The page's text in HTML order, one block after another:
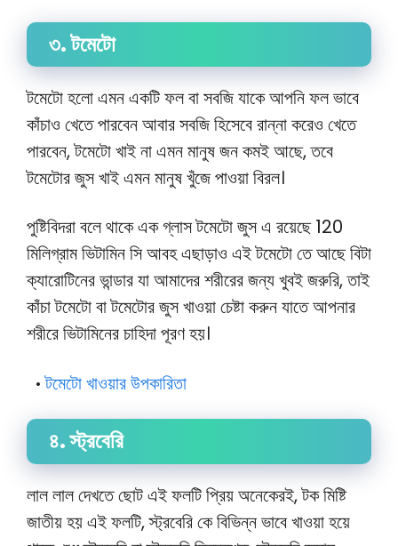
৩. টমেটো
টমেটো হলো এমন একটি ফল বা সবজি যাকে আপনি ফল ভাবে
কাঁচাও খেতে পারবেন আবার সবজি হিসেবে রান্না করেও খেতে
পারবেন, টমেটো খাই না এমন মানুষ জন কমই আছে, তবে
টমেটোর জুস খাই এমন মানুষ খুঁজে পাওয়া বিরল।
পুষ্টিবিদরা বলে থাকে এক গ্লাস টমেটো জুস এ রয়েছে 120
মিলিগ্রাম ভিটামিন সি আবহ এছাড়াও এই টমেটো তে আছে বিটা
ক্যারোটিনের ভান্ডার যা আমাদের শরীরের জন্য খুবই জরুরি, তাই
কাঁচা টমেটো বা টমেটোর জুস খাওয়া চেষ্টা করুন যাতে আপনার
শরীরে ভিটামিনের চাহিদা পূরণ হয়।
• টমেটো খাওয়ার উপকারিতা
৪. স্ট্রবেরি
লাল লাল দেখতে ছোট এই ফলটি প্রিয় অনেকেরই, টক মিষ্টি
জাতীয় হয় এই ফলটি, স্ট্রবেরি কে বিভিন্ন ভাবে খাওয়া হয়ে